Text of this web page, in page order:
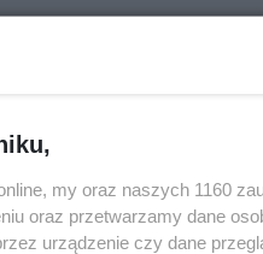
my oraz naszych 1160
oraz przetwarzamy dane
urządzenie czy dane